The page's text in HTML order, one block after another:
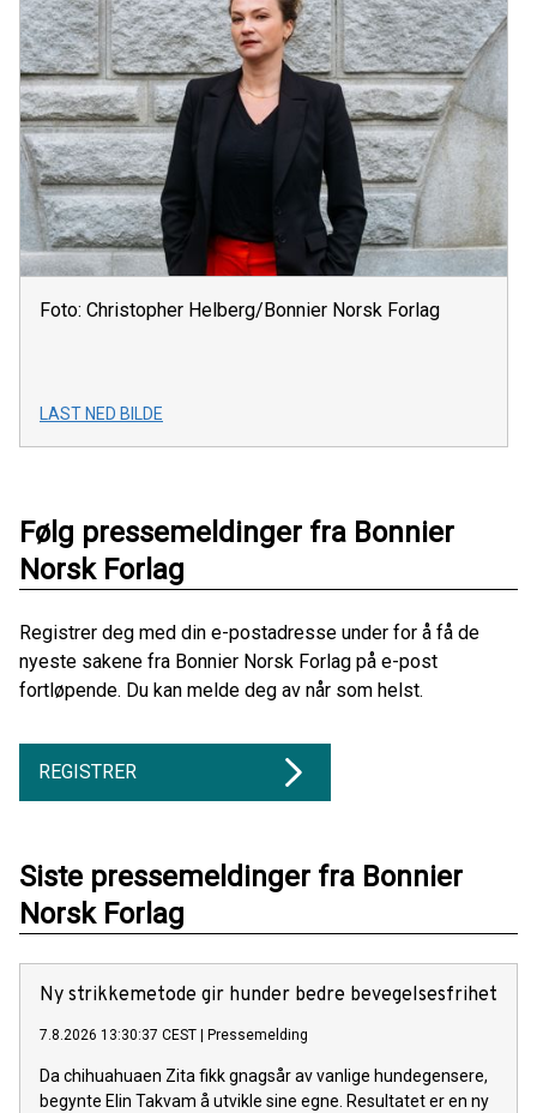
Foto: Christopher Helberg/Bonnier Norsk Forlag
LAST NED BILDE
Følg pressemeldinger fra Bonnier
Norsk Forlag
Registrer deg med din e-postadresse under for å få de
nyeste sakene fra Bonnier Norsk Forlag på e-post
fortløpende. Du kan melde deg av når som helst.
REGISTRER
Siste pressemeldinger fra Bonnier
Norsk Forlag
Ny strikkemetode gir hunder bedre bevegelsesfrihet
7.8.2026 13:30:37 CEST Pressemelding
Da chihuahuaen Zita fikk gnagsår av vanlige hundegensere,
begynte Elin Takvam å utvikle sine egne. Resultatet er en ny